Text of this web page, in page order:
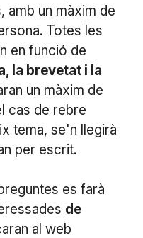
amb un màxim de
Totes les
en funció de
la brevetat i la
un màxim de
cas de rebre
tema, se'n llegirà
per escrit.
es farà
de
al web